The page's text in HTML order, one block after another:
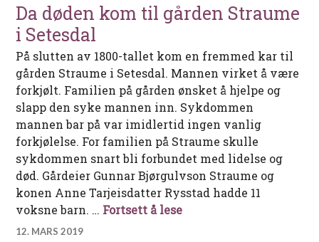
Da døden kom til gården Straume
i Setesdal
På slutten av 1800-tallet kom en fremmed kar til
gården Straume i Setesdal. Mannen virket å være
forkjølt. Familien på gården ønsket å hjelpe og
slapp den syke mannen inn. Sykdommen
mannen bar på var imidlertid ingen vanlig
forkjølelse. For familien på Straume skulle
sykdommen snart bli forbundet med lidelse og
død. Gårdeier Gunnar Bjørgulvson Straume og
konen Anne Tarjeisdatter Rysstad hadde 11
voksne barn. … Fortsett å leseDa døden kom til
12. MARS 2019